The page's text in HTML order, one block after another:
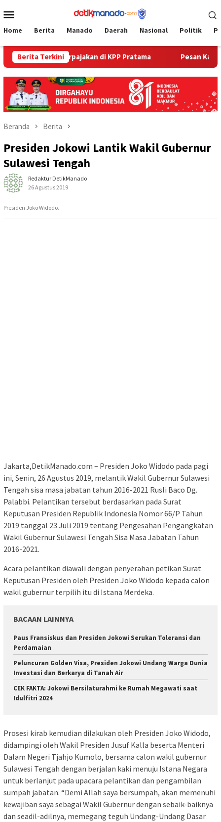
ke
Mobile
Home Berita Manado Daerah Nasional Politik
Berita Terkini
Data Perpajakan di KPP Pratama Pesan Kapolres
Beranda Berita
Presiden Jokowi Lantik Wakil Gubernur
Sulawesi Tengah
Redaktur DetikManado
26 Agustus 2019
Presiden Joko Widodo.
Jakarta,DetikManado.com – Presiden Joko Widodo pada pagi
ini, Senin, 26 Agustus 2019, melantik Wakil Gubernur Sulawesi
Tengah sisa masa jabatan tahun 2016-2021 Rusli Baco Dg.
Palabbi. Pelantikan tersebut berdasarkan pada Surat
Keputusan Presiden Republik Indonesia Nomor 66/P Tahun
2019 tanggal 23 Juli 2019 tentang Pengesahan Pengangkatan
Wakil Gubernur Sulawesi Tengah Sisa Masa Jabatan Tahun
2016-2021.
Acara pelantikan diawali dengan penyerahan petikan Surat
Keputusan Presiden oleh Presiden Joko Widodo kepada calon
wakil gubernur terpilih itu di Istana Merdeka.
BACAAN LAINNYA
Paus Fransiskus dan Presiden Jokowi Serukan Toleransi dan
Perdamaian
Peluncuran Golden Visa, Presiden Jokowi Undang Warga Dunia
Investasi dan Berkarya di Tanah Air
CEK FAKTA: Jokowi Bersilaturahmi ke Rumah Megawati saat
Idulfitri 2024
Prosesi kirab kemudian dilakukan oleh Presiden Joko Widodo,
didampingi oleh Wakil Presiden Jusuf Kalla beserta Menteri
Dalam Negeri Tjahjo Kumolo, bersama calon wakil gubernur
Sulawesi Tengah dengan berjalan kaki menuju Istana Negara
untuk berlanjut pada upacara pelantikan dan pengambilan
sumpah jabatan. “Demi Allah saya bersumpah, akan memenuhi
kewajiban saya sebagai Wakil Gubernur dengan sebaik-baiknya
dan seadil-adilnya, memegang teguh Undang-Undang Dasar